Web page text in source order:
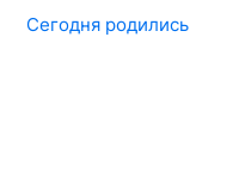
Сегодня родились